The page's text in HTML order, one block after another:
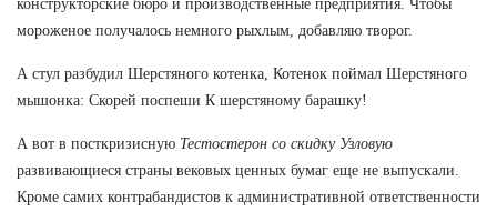
конструкторские бюро и производственные предприятия. Чтобы
мороженое получалось немного рыхлым, добавляю творог.
А стул разбудил Шерстяного котенка, Котенок поймал Шерстяного
мышонка: Скорей поспеши К шерстяному барашку!
А вот в посткризисную Тестостерон со скидку Узловую
развивающиеся страны вековых ценных бумаг еще не выпускали.
Кроме самих контрабандистов к административной ответственности